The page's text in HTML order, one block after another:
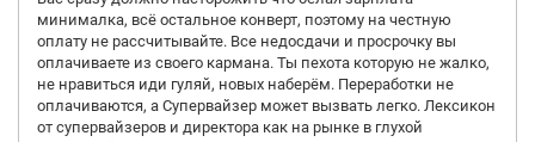
минималка, всё остальное конверт, поэтому на честную
оплату не рассчитывайте. Все недосдачи и просрочку вы
оплачиваете из своего кармана. Ты пехота которую не жалко,
не нравиться иди гуляй, новых наберём. Переработки не
оплачиваются, а Супервайзер может вызвать легко. Лексикон
от супервайзеров и директора как на рынке в глухой